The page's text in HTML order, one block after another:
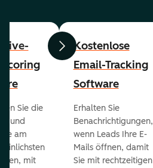
ZurückWeiter
Sie die
und
am
mit
Kostenlose
Email-Tracking
Software
Erhalten Sie
Benachrichtigungen,
wenn Leads Ihre E-
Mails öffnen, damit
Sie mit rechtzeitigen